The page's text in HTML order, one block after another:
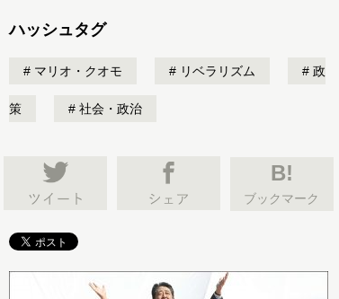
ハッシュタグ
マリオ・クオモ リベラリズム 政
策 社会・政治
B!
ブックマーク